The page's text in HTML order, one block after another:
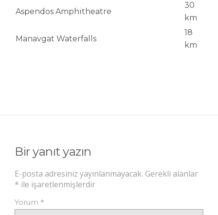
Aspendos Amphitheatre
30
km
Manavgat Waterfalls
18
km
Bir yanıt yazın
E-posta adresiniz yayınlanmayacak. Gerekli alanlar
* ile işaretlenmişlerdir
Yorum *